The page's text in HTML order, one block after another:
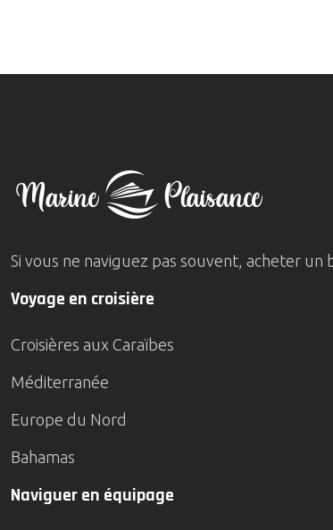
Si vous ne naviguez pas souvent, acheter
Voyage en croisière
Croisières aux Caraïbes
Méditerranée
Europe du Nord
Bahamas
Naviguer en équipage